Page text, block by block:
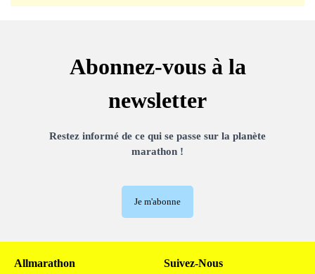
Abonnez-vous à la
newsletter
Restez informé de ce qui se passe sur la planète
marathon !
Je m'abonne
Allmarathon Suivez-Nous